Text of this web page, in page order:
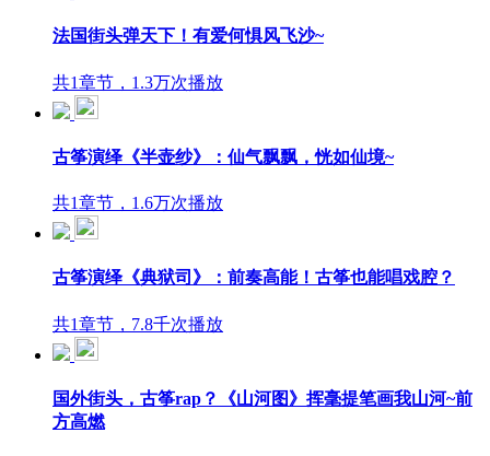
法国街头弹天下！有爱何惧风飞沙~
共1章节，1.3万次播放
古筝演绎《半壶纱》：仙气飘飘，恍如仙境~
共1章节，1.6万次播放
古筝演绎《典狱司》：前奏高能！古筝也能唱戏腔？
共1章节，7.8千次播放
国外街头，古筝rap？《山河图》挥毫提笔画我山河~前
方高燃